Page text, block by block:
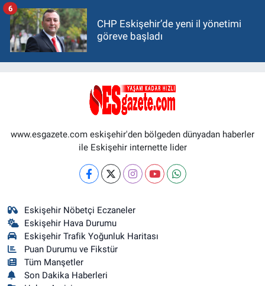
CHP Eskişehir’de yeni il yönetimi
göreve başladı
6
www.esgazete.com eskişehir'den bölgeden dünyadan haberler
ile Eskişehir internette lider
Eskişehir Nöbetçi Eczaneler
Eskişehir Hava Durumu
Eskişehir Trafik Yoğunluk Haritası
Puan Durumu ve Fikstür
Tüm Manşetler
Son Dakika Haberleri